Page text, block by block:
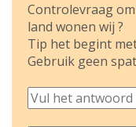
Controlevraag
land wonen wij ?
Tip het begint
Gebruik geen